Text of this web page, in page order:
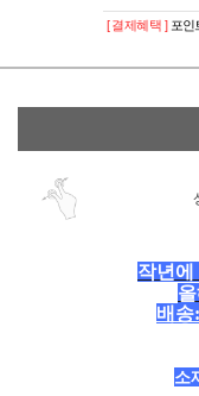
[ 결제혜택 ] 포인
작년에
배송
소